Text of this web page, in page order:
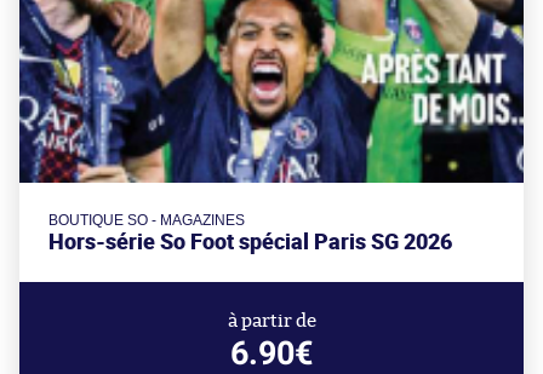
BOUTIQUE SO - MAGAZINES
Hors-série So Foot spécial Paris SG 2026
à partir de
6.90€